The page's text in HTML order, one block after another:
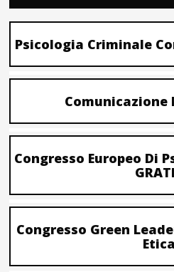
Psicologia Criminale
Comunicazione
Congresso Europeo Di
Congresso Green
Etica